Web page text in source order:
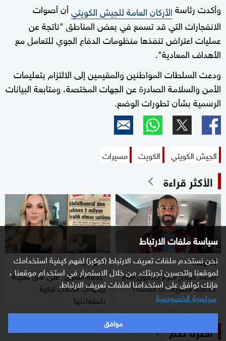
سياسة ملفات الارتباط
نحن نستخدم ملفات تعريف الارتباط (كوكيز) لفهم كيفية استخدامك
لموقعنا ولتحسين تجربتك. من خلال الاستمرار في استخدام موقعنا ،
فإنك توافق على استخدامنا لملفات تعريف الارتباط.
سياسية الخصوصية
موافق
وأكدت رئاسةالأركان العامة للجيش الكويتيأن أصوات
الانفجارات التي قد تسمع في بعض المناطق "ناتجة عن
عمليات اعتراض تنفذها منظومات الدفاع الجوي للتعامل مع
الأهداف المعادية".
ودعت السلطات المواطنين والمقيمين إلى الالتزام بتعليمات
الأمن والسلامة الصادرة عن الجهات المختصة، ومتابعة البيانات
الرسمية بشأن تطورات الوضع.
الجيش الكويتي الكويت مسيرات
الأكثر قراءة
منوعات
محمد صلاح ملزم بالمثول أمام
محكمة مصرية.. ما القصة؟
منوعات
"نجمة الشرق" على عنق نسيبة
بيكهام.. مطالب تركية
باستعادتها
اخترنا لكم